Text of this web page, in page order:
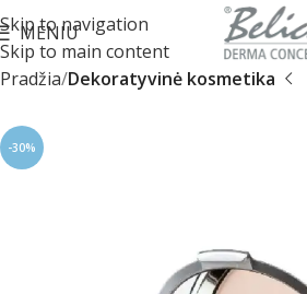
Skip to navigation
Skip to main content
MENIU
Pradžia Dekoratyvinė kosmetika
-30%